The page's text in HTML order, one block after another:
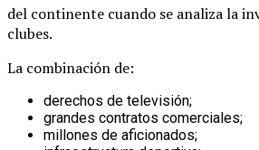
del continente cuando se analiza la
clubes.
La combinación de:
derechos de televisión;
grandes contratos comerciales;
millones de aficionados;